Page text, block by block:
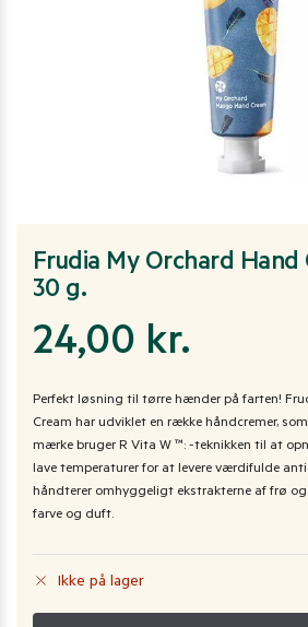
Frudia My Orchard Hand
30 g.
24,00 kr.
Perfekt løsning til tørre hænder på farten!
Cream har udviklet en række håndcremer,
mærke bruger R Vita W ™: -teknikken til at
lave temperaturer for at levere værdifulde
håndterer omhyggeligt ekstrakterne af frø
farve og duft.
Ikke på lager